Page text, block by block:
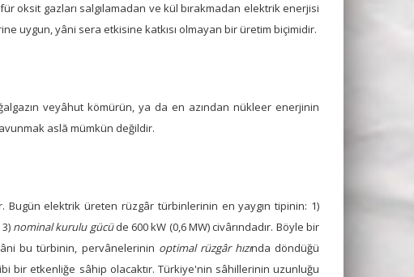
oksit gazları salgılamadan ve kül bırakmadan elektrik enerjisi
uygun, yâni sera etkisine katkısı olmayan bir üretim biçimidir.
veyâhut kömürün, ya da en azından nükleer enerjinin
aslā mümkün değildir.
Bugün elektrik üreten rüzgâr türbinlerinin en yaygın tipinin: 1)
nominal kurulu gücüde 600 kW (0,6 MW) civârındadır. Böyle bir
bu türbinin, pervânelerinin optimal rüzgâr hızında döndüğü
bir etkenliğe sâhip olacaktır. Türkiye'nin sâhillerinin uzunluğu